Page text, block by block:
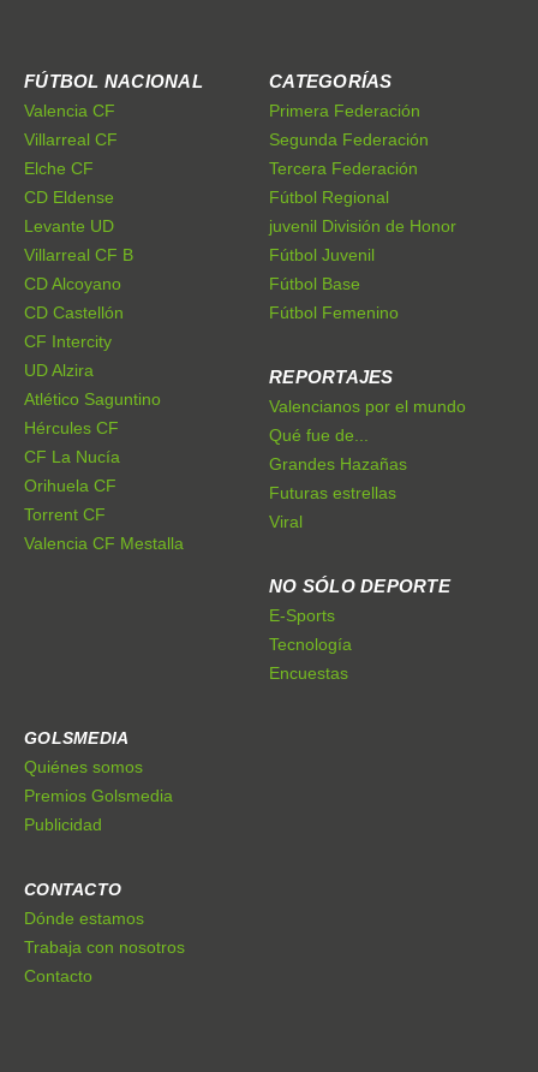
FÚTBOL NACIONAL
Valencia CF
Villarreal CF
Elche CF
CD Eldense
Levante UD
Villarreal CF B
CD Alcoyano
CD Castellón
CF Intercity
UD Alzira
Atlético Saguntino
Hércules CF
CF La Nucía
Orihuela CF
Torrent CF
Valencia CF Mestalla
CATEGORÍAS
Primera Federación
Segunda Federación
Tercera Federación
Fútbol Regional
juvenil División de Honor
Fútbol Juvenil
Fútbol Base
Fútbol Femenino
REPORTAJES
Valencianos por el mundo
Qué fue de...
Grandes Hazañas
Futuras estrellas
Viral
NO SÓLO DEPORTE
E-Sports
Tecnología
Encuestas
GOLSMEDIA
Quiénes somos
Premios Golsmedia
Publicidad
CONTACTO
Dónde estamos
Trabaja con nosotros
Contacto